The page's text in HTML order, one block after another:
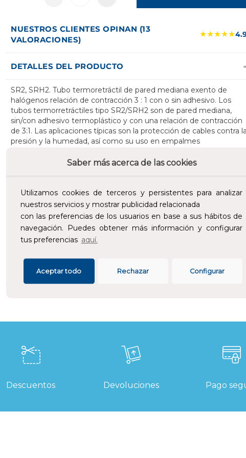
Saber más acerca de las cookies
Utilizamos cookies de terceros y persistentes para analizar
nuestros servicios y mostrar publicidad relacionada
con las preferencias de los usuarios en base a sus hábitos de
navegación. Puedes obtener más información y configurar
tus preferencias aquí.
Configurar
Rechazar
Aceptar todo
NUESTROS CLIENTES OPINAN (13
VALORACIONES)
★★★★★
DETALLES DEL PRODUCTO
SR2, SRH2. Tubo termoretráctil de pared mediana exento de
halógenos relación de contracción 3 : 1 con o sin adhesivo. Los
tubos termorretráctiles tipo SR2/SRH2 son de pared mediana,
sin/con adhesivo termoplástico y con una relación de contracción
de 3:1. Las aplicaciones típicas son la protección de cables contra la
presión y la humedad, así como su uso en empalmes
estándar en rollo pueden contener tramos. Otras longitudes a
sustancias disruptoras del barniz. No corrosivo. Infundible. Libre de
halógenos. Muy buenas propiedades eléctricas. Alta resistencia a la
tracción. Resistente al flujo en frío (estabilidad dimensional bajo
calor). Aislamiento. Protección contra humedad y presión.
Apropiado para empalmes termorretráctiles y terminaciones
termorretráctiles.
ESPECIFICACIONES
Descuentos Devoluciones Pago